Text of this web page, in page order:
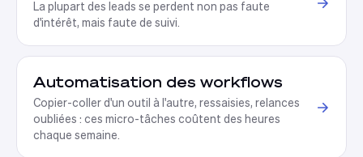
La plupart des leads se perdent non pas faute
d'intérêt, mais faute de suivi.
Automatisation des workflows
Copier-coller d'un outil à l'autre, ressaisies, relances
oubliées : ces micro-tâches coûtent des heures
chaque semaine.